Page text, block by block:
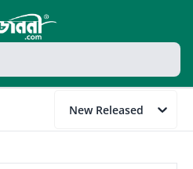
New Released